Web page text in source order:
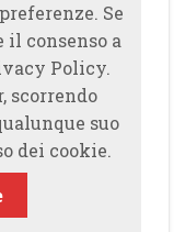
Se
il consenso a
Policy.
scorrendo
suo
dei cookie.